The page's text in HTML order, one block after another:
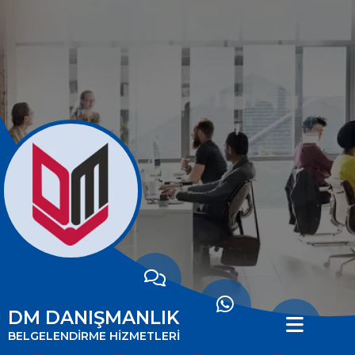
ANASAYFA
HAKKIMIZDA
HİZMETLERİMİZ
MİSYONUMUZ
VİZYONUMUZ
BELGELENDİRMENİN
FAYDALARI
DM DANIŞMANLIK
BELGELENDİRME HİZMETLERİ